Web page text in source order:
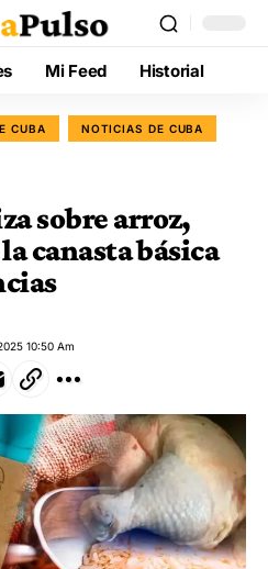
Mi Feed Historial
CUBA NOTICIAS DE CUBA
sobre arroz,
canasta básica
10:50 Am